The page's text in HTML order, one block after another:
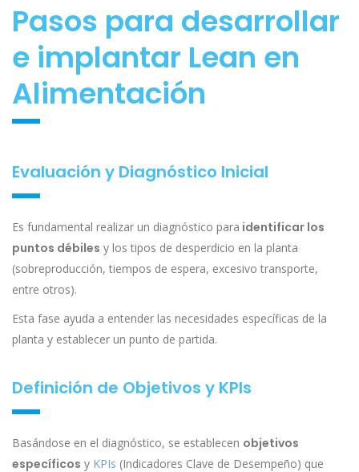
Pasos para desarrollar
e implantar Lean en
Alimentación
Evaluación y Diagnóstico Inicial
Es fundamental realizar un diagnóstico para identificar los
puntos débiles y los tipos de desperdicio en la planta
(sobreproducción, tiempos de espera, excesivo transporte,
entre otros).
Esta fase ayuda a entender las necesidades específicas de la
planta y establecer un punto de partida.
Definición de Objetivos y KPIs
Basándose en el diagnóstico, se establecen objetivos
específicos y KPIs (Indicadores Clave de Desempeño) que